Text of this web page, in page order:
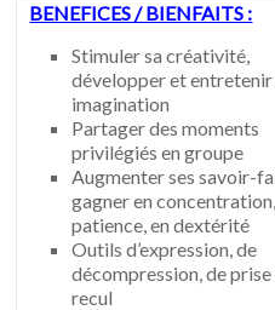
BENEFICES / BIENFAITS :
Stimuler sa créativité,
développer et entretenir
imagination
Partager des moments
privilégiés en groupe
Augmenter ses savoir-
gagner en
patience, en dextérité
Outils d’expression, de
décompression, de prise
recul